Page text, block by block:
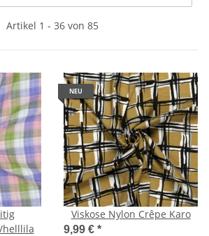
Artikel 1 - 36 von 85
helllila
NEU
Viskose Nylon Crêpe Karo
9,99 € *